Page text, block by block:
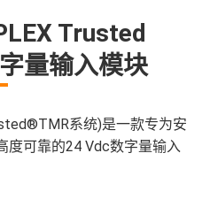
Trusted
量输入模块
系统)是一款专为安
度可靠的24 Vdc数字量输入